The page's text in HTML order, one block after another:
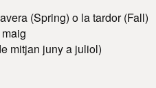
(Spring) o la tardor (Fall)
mitjan juny a juliol)